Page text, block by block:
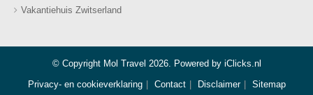
Vakantiehuis Zwitserland
© Copyright Mol Travel 2026. Powered by iClicks.nl
Privacy- en cookieverklaring
Contact Disclaimer Sitemap